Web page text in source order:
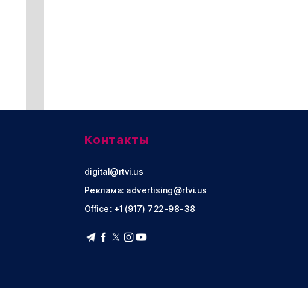
Контакты
digital@rtvi.us
Реклама: advertising@rtvi.us
Office: +1 (917) 722-98-38